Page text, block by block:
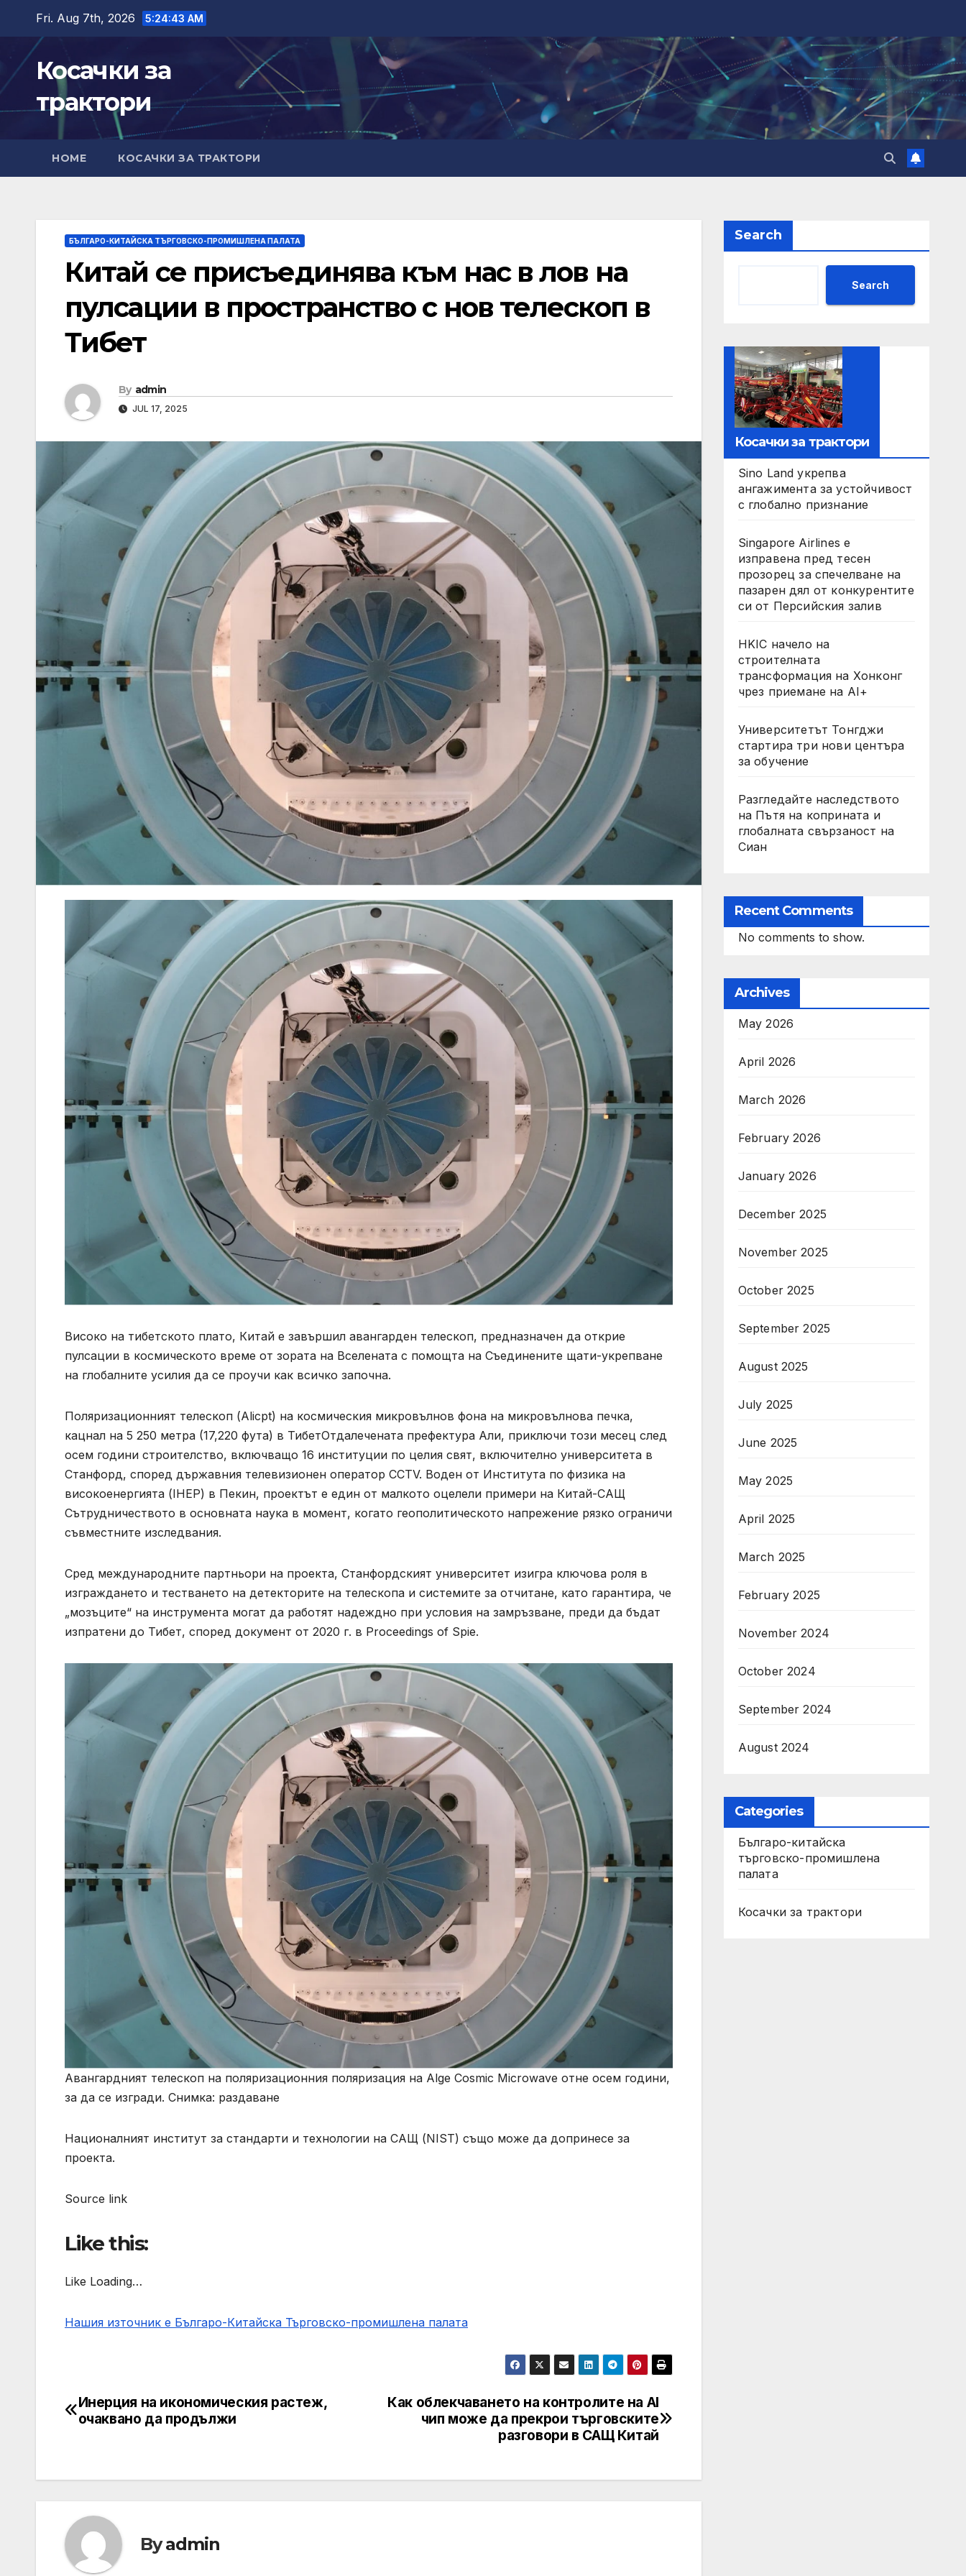
content
Fri. Aug 7th, 2026 5:24:44 AM
Косачки за
трактори
HOME КОСАЧКИ ЗА ТРАКТОРИ
БЪЛГАРО-КИТАЙСКА ТЪРГОВСКО-ПРОМИШЛЕНА ПАЛАТА
Китай се присъединява към нас в лов на
пулсации в пространство с нов телескоп в
Тибет
By admin
JUL 17, 2025
Високо на тибетското плато, Китай е завършил авангарден телескоп, предназначен да открие
пулсации в космическото време от зората на Вселената с помощта на Съединените щати-укрепване
на глобалните усилия да се проучи как всичко започна.
Поляризационният телескоп (Alicpt) на космическия микровълнов фона на микровълнова печка,
кацнал на 5 250 метра (17,220 фута) в ТибетОтдалечената префектура Али, приключи този месец след
осем години строителство, включващо 16 институции по целия свят, включително университета в
Станфорд, според държавния телевизионен оператор CCTV. Воден от Института по физика на
високоенергията (IHEP) в Пекин, проектът е един от малкото оцелели примери на Китай-САЩ
Сътрудничеството в основната наука в момент, когато геополитическото напрежение рязко ограничи
съвместните изследвания.
Сред международните партньори на проекта, Станфордският университет изигра ключова роля в
изграждането и тестването на детекторите на телескопа и системите за отчитане, като гарантира, че
„мозъците“ на инструмента могат да работят надеждно при условия на замръзване, преди да бъдат
изпратени до Тибет, според документ от 2020 г. в Proceedings of Spie.
Авангардният телескоп на поляризационния поляризация на Alge Cosmic Microwave отне осем години,
за да се изгради. Снимка: раздаване
Националният институт за стандарти и технологии на САЩ (NIST) също може да допринесе за
проекта.
Source link
Like this:
Like Loading…
Нашия източник е Българо-Китайска Търговско-промишлена палaта
Post
Как облекчаването на контролите на AI
чип може да прекрои търговските
разговори в САЩ Китай
Инерция на икономическия растеж,
очаквано да продължи
Byadmin
Search
Search
Косачки за трактори
Sino Land укрепва
ангажимента за устойчивост
с глобално признание
Singapore Airlines е
изправена пред тесен
прозорец за спечелване на
пазарен дял от конкурентите
си от Персийския залив
HKIC начело на
строителната
трансформация на Хонконг
чрез приемане на AI+
Университетът Тонгджи
стартира три нови центъра
за обучение
Разгледайте наследството
на Пътя на коприната и
глобалната свързаност на
Сиан
Recent Comments
No comments to show.
Archives
May 2026
April 2026
March 2026
February 2026
January 2026
December 2025
November 2025
October 2025
September 2025
August 2025
July 2025
June 2025
May 2025
April 2025
March 2025
February 2025
November 2024
October 2024
September 2024
August 2024
Categories
Българо-китайска
търговско-промишлена
палата
Косачки за трактори